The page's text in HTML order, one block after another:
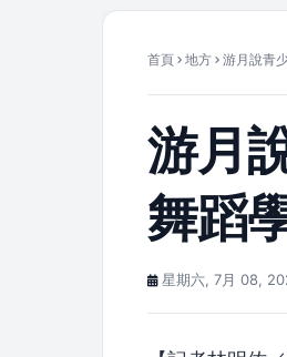
首頁 地方 游月說青
游月
舞蹈
星期六, 7月 08,